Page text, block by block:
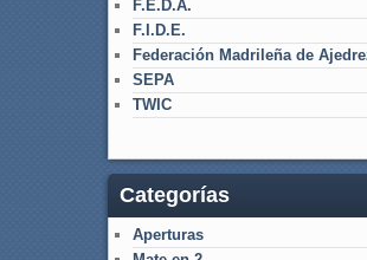
F.E.D.A.
F.I.D.E.
Federación Madrileña de
SEPA
TWIC
Categorías
Aperturas